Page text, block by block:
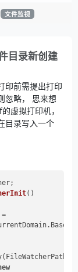
文件监视
目录新创建
印前需提出打印
忽略， 思来想
虚拟打印机，
目录写入一个
()